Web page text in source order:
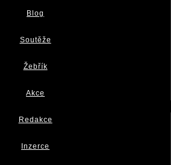
Blog
Soutěže
Žebřík
Akce
Redakce
Inzerce